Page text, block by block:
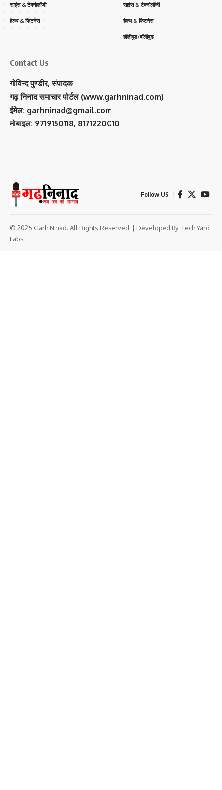
साइंस & टेक्नोलॉजी
हेल्थ & फिटनेस
साइंस & टेक्नोलॉजी
हेल्थ & फिटनेस
हॉलीवुड/बॉलीवुड
Contact Us
गोविन्द पुण्डीर, संपादक
गढ़ निनाद समाचार पोर्टल (www.garhninad.com)
ईमेल: garhninad@gmail.com
मोबाइल: 9719150118, 8171220010
Follow US
© 2025 Garh Ninad. All Rights Reserved. | Developed By: Tech Yard
Labs